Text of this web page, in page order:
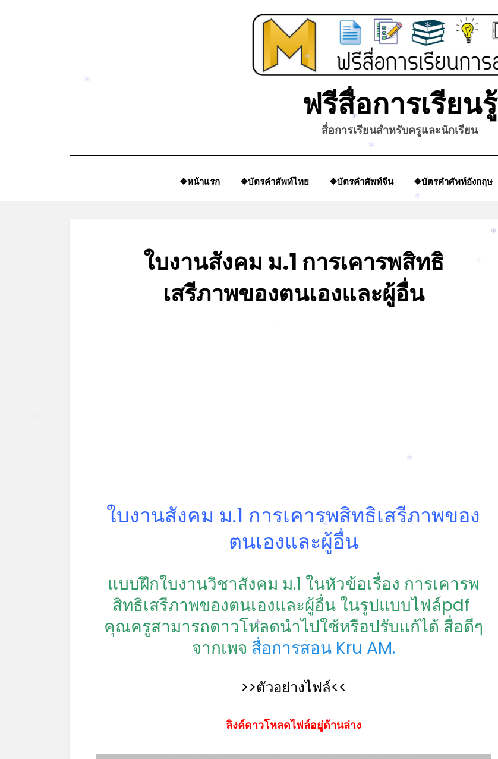
ฟรีสื่อการเรียนรู้
สื่อการเรียนสำหรับครูและนักเรียน
❖หน้าแรก ❖บัตรคำศัพท์ไทย ❖บัตรคำศัพท์จีน ❖บัตรคำศัพท์อังกฤษ
ใบงานสังคม ม.1 การเคารพสิทธิ
เสรีภาพของตนเองและผู้อื่น
ใบงานสังคม ม.1 การเคารพสิทธิเสรีภาพของ
ตนเองและผู้อื่น
แบบฝึกใบงานวิชาสังคม ม.1 ในหัวข้อเรื่อง การเคารพ
สิทธิเสรีภาพของตนเองและผู้อื่น ในรูปแบบไฟล์pdf
คุณครูสามารถดาวโหลดนำไปใช้หรือปรับแก้ได้ สื่อดีๆ
จากเพจ สื่อการสอน Kru AM.
>>ตัวอย่างไฟล์<<
ลิงค์ดาวโหลดไฟล์อยู่ด้านล่าง
*
*
*
*
*
*
*